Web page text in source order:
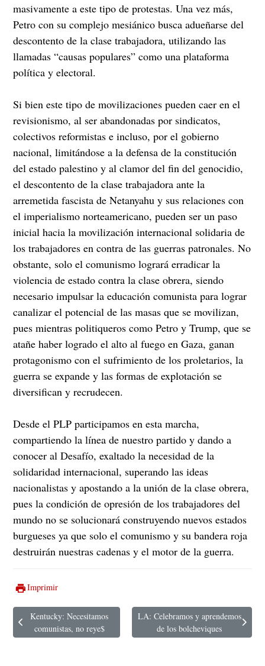
masivamente a este tipo de protestas. Una vez más,
Petro con su complejo mesiánico busca adueñarse del
descontento de la clase trabajadora, utilizando las
llamadas “causas populares” como una plataforma
política y electoral.
Si bien este tipo de movilizaciones pueden caer en el
revisionismo, al ser abandonadas por sindicatos,
colectivos reformistas e incluso, por el gobierno
nacional, limitándose a la defensa de la constitución
del estado palestino y al clamor del fin del genocidio,
el descontento de la clase trabajadora ante la
arremetida fascista de Netanyahu y sus relaciones con
el imperialismo norteamericano, pueden ser un paso
inicial hacia la movilización internacional solidaria de
los trabajadores en contra de las guerras patronales. No
obstante, solo el comunismo logrará erradicar la
violencia de estado contra la clase obrera, siendo
necesario impulsar la educación comunista para lograr
canalizar el potencial de las masas que se movilizan,
pues mientras politiqueros como Petro y Trump, que se
atañe haber logrado el alto al fuego en Gaza, ganan
protagonismo con el sufrimiento de los proletarios, la
guerra se expande y las formas de explotación se
diversifican y recrudecen.
Desde el PLP participamos en esta marcha,
compartiendo la línea de nuestro partido y dando a
conocer al Desafío, exaltado la necesidad de la
solidaridad internacional, superando las ideas
nacionalistas y apostando a la unión de la clase obrera,
pues la condición de opresión de los trabajadores del
mundo no se solucionará construyendo nuevos estados
burgueses ya que solo el comunismo y su bandera roja
destruirán nuestras cadenas y el motor de la guerra.
Imprimir
Artículo anterior: Kentucky: Necesitamos comunistas, no reye$
Kentucky: Necesitamos
comunistas, no reye$
Artículo siguiente: LA: Celebramos
LA: Celebramos y aprendemos
de los bolcheviques